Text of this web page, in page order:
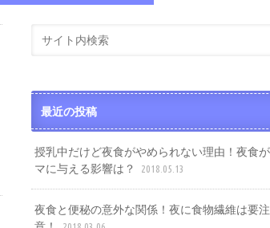
最近の投稿
授乳中だけど夜食がやめられない理由！夜食
マに与える影響は？
2018.05.13
夜食と便秘の意外な関係！夜に食物繊維は要注